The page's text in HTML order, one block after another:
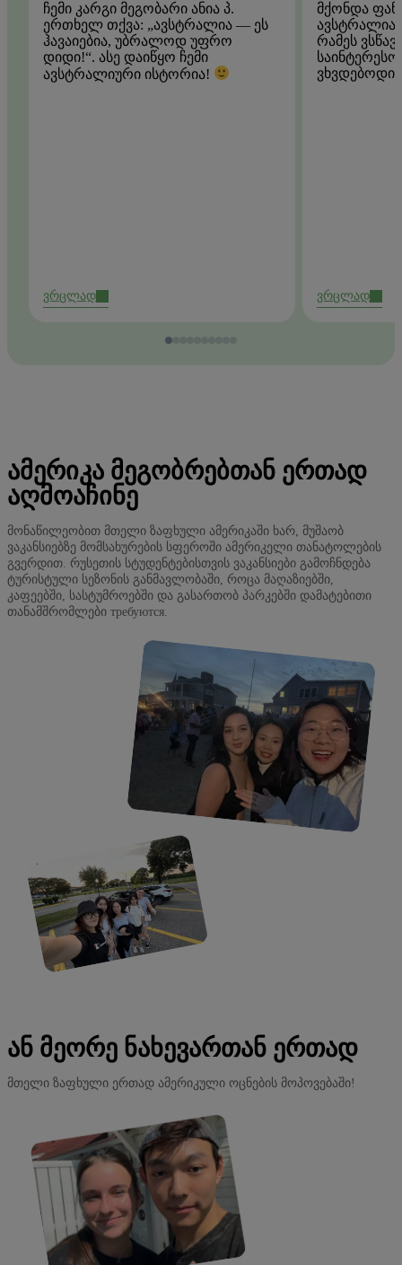
ჩემი კარგი მეგობარი ანია პ.
ერთხელ თქვა: „ავსტრალია — ეს
ჰავაიებია, უბრალოდ უფრო
დიდი!“. ასე დაიწყო ჩემი
ავსტრალიური ისტორია!
ვრცლად
მქონდა
რამეს
საინტერესო
ვხვდებოდი.
ვრცლად
ᲐᲛᲔᲠᲘᲙᲐ ᲛᲔᲒᲝᲑᲠᲔᲑᲗᲐᲜ ᲔᲠᲗᲐᲓ
ᲐᲦᲛᲝᲐᲩᲘᲜᲔ
მონაწილეობით მთელი ზაფხული ამერიკაში ხარ, მუშაობ
ვაკანსიებზე მომსახურების სფეროში ამერიკელი თანატოლების
გვერდით. რუსეთის სტუდენტებისთვის ვაკანსიები გამოჩნდება
ტურისტული სეზონის განმავლობაში, როცა მაღაზიებში,
კაფეებში, სასტუმროებში და გასართობ პარკებში დამატებითი
თანამშრომლები требуются.
ᲐᲜ ᲛᲔᲝᲠᲔ ᲜᲐᲮᲔᲕᲐᲠᲗᲐᲜ ᲔᲠᲗᲐᲓ
მთელი ზაფხული ერთად ამერიკული ოცნების მოპოვებაში!